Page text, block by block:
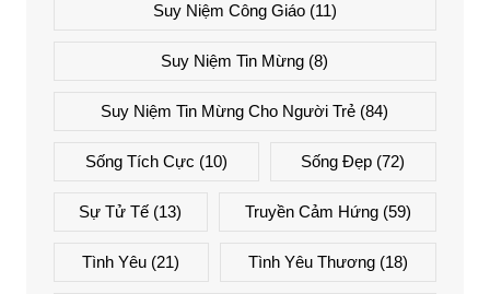
Suy Niệm Công Giáo(11)
Suy Niệm Tin Mừng (8)
Suy Niệm Tin Mừng Cho Người Trẻ (84)
Sống Tích Cực (10) Sống Đẹp (72)
Sự Tử Tế (13) Truyền Cảm Hứng(59)
Tình Yêu (21) Tình Yêu Thương(18)